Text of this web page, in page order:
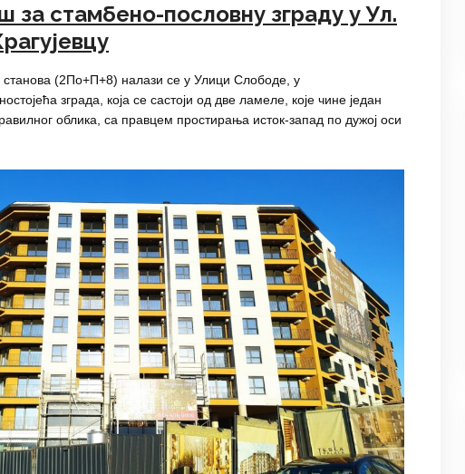
за стамбено-пословну зграду у Ул.
(2По+П+8) налази се у Улици Слободе, у
зграда, која се састоји од две ламеле, које чине један
облика, са правцем простирања исток-запад по дужој оси